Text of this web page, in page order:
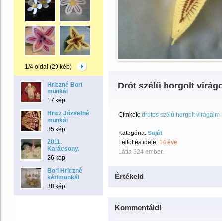
1/4 oldal (29 kép)
Hriczné Bori
munkái
17 kép
Hricz Józsefné
munkái
35 kép
2011.
Karácsony.
26 kép
Bori Hriczné
kézimunkái
38 kép
Drót szélű horgolt
Címkék: drótos szélű horgolt virágaim
Kategória: Saját
Feltöltés ideje: 14 éve
Látta 324 ember.
Értékeld
Kommentáld!